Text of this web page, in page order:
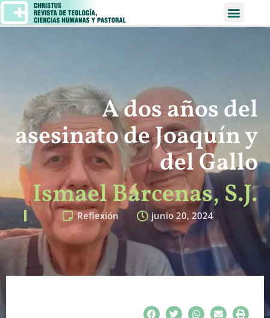
A dos años del
asesinato de Joaquín y
del Gallo
Ismael Bárcenas, S.J.
Reflexión junio 20, 2024